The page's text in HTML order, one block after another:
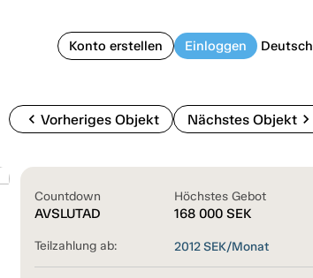
Konto erstellen Einloggen Deutsch
chevron_left Vorheriges Objekt Nächstes Objektchevron_right
Countdown
AVSLUTAD
Höchstes Gebot
168 000 SEK
Teilzahlung ab: 2012SEK/Monat